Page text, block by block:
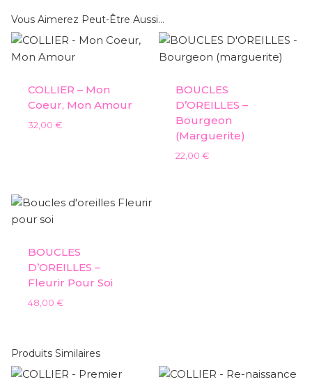
Vous Aimerez Peut-Être Aussi…
COLLIER – Mon
Coeur, Mon Amour
32,00 €
BOUCLES
D’OREILLES –
Bourgeon
(marguerite)
22,00 €
BOUCLES
D’OREILLES –
Fleurir Pour Soi
48,00 €
Produits Similaires